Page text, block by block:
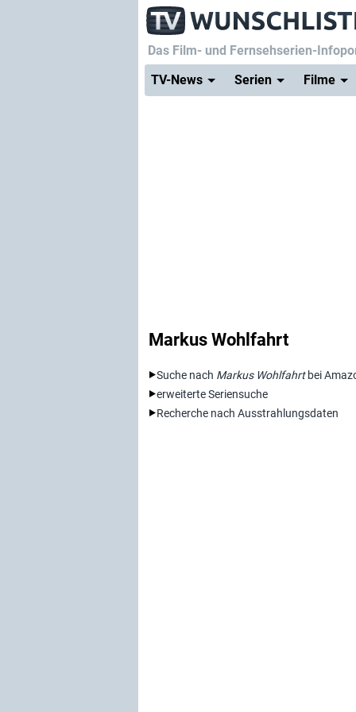
Das Film- und Fernsehserien-
TV-News
Serien Filme
Markus Wohlfahrt
Suche nach Markus Wohlfahrtbei
erweiterte Seriensuche
Recherche nach Ausstrahlungsdaten